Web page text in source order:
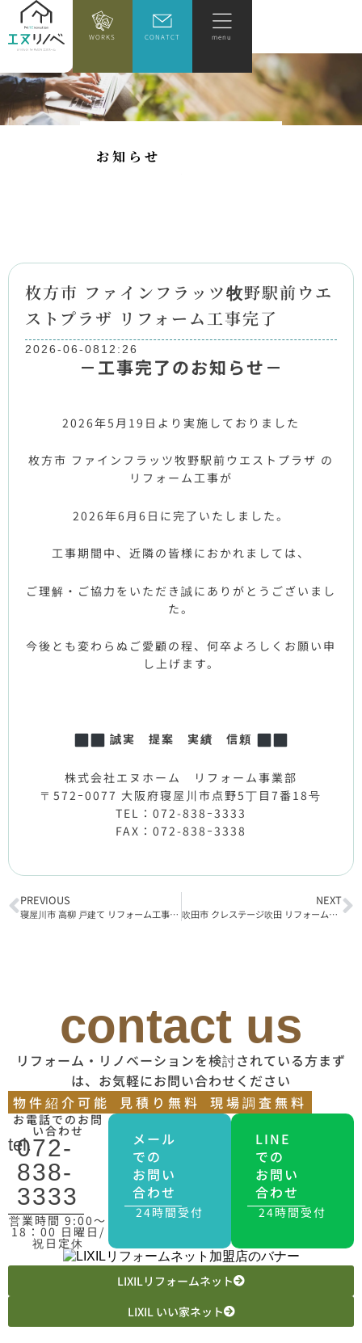
WORKS CONATCT menu
お知 ら せ
枚方市 ファインフラッツ牧野駅前ウエ
ストプラザ リフォーム工事完了
2026-06-08 12:26
－工事完了のお知らせ－
2026年5月19日より実施しておりました
枚方市 ファインフラッツ牧野駅前ウエストプラザ の
リフォーム工事が
2026年6月6日に完了いたしました。
工事期間中、近隣の皆様におかれましては、
ご理解・ご協力をいただき誠にありがとうございまし
た。
今後とも変わらぬご愛顧の程、何卒よろしくお願い申
し上げます。
誠実 提案 実績 信頼
株式会社エヌホーム リフォーム事業部
〒572ｰ0077 大阪府寝屋川市点野5丁目7番18号
TEL：072-838ｰ3333
FAX：072-838ｰ3338
PREVIOUS
寝屋川市 高柳 戸建て リフォーム工事完了
NEXT
吹田市 クレステージ吹田 リフォーム工事着工
contact us
リフォーム・リノベーションを検討されている方まず
は、お気軽にお問い合わせください
物件紹介可能
見積り無料 現場調査無料
お電話でのお問
い合わせ
tel.
072-
838-
3333
営業時間 9:00〜
18：00 日曜日/
祝日定休
メール
での
お問い
合わせ
24時間受付
LINE
での
お問い
合わせ
24時間受付
LIXILリフォームネット
LIXIL いい家ネット